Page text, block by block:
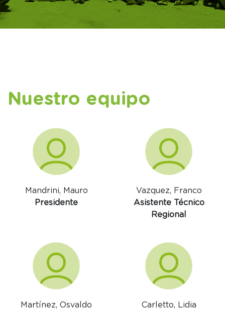
Nuestro equipo
Mandrini, Mauro
Presidente
Vazquez, Franco
Asistente Técnico
Regional
Martínez, Osvaldo
Carletto, Lidia